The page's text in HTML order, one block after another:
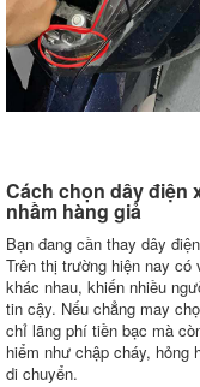
Cách chọn dây điện
nhầm hàng giả
Bạn đang cần thay dây
Trên thị trường hiện nay
khác nhau, khiến nhiều
tin cậy. Nếu chẳng may
chỉ lãng phí tiền bạc mà
hiểm như chập cháy, hỏng
di chuyển.